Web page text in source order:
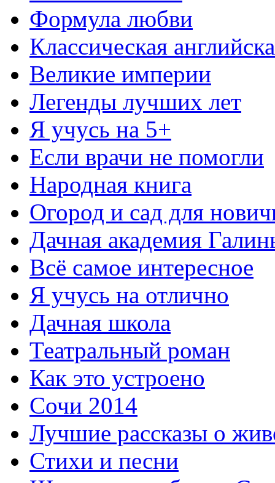
Формула любви
Классическая
Великие империи
Легенды лучших лет
Я учусь на 5+
Если врачи не помогли
Народная книга
Огород и сад для
Дачная академия
Всё самое интересное
Я учусь на отлично
Дачная школа
Театральный роман
Как это устроено
Сочи 2014
Лучшие рассказы о
Стихи и песни